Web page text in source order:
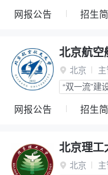
网报公告 招生
北京航空
 北京 主
“双一流”建
网报公告 招生
北京理工
 北京 主